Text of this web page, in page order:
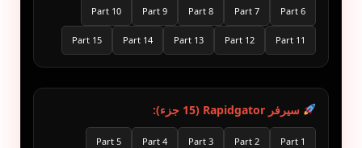
Part 6
Part 7
Part 8
Part 9
Part 10
Part 11
Part 12
Part 13
Part 14
Part 15
سيرفر Rapidgator (15 جزء):
Part 1
Part 2
Part 3
Part 4
Part 5